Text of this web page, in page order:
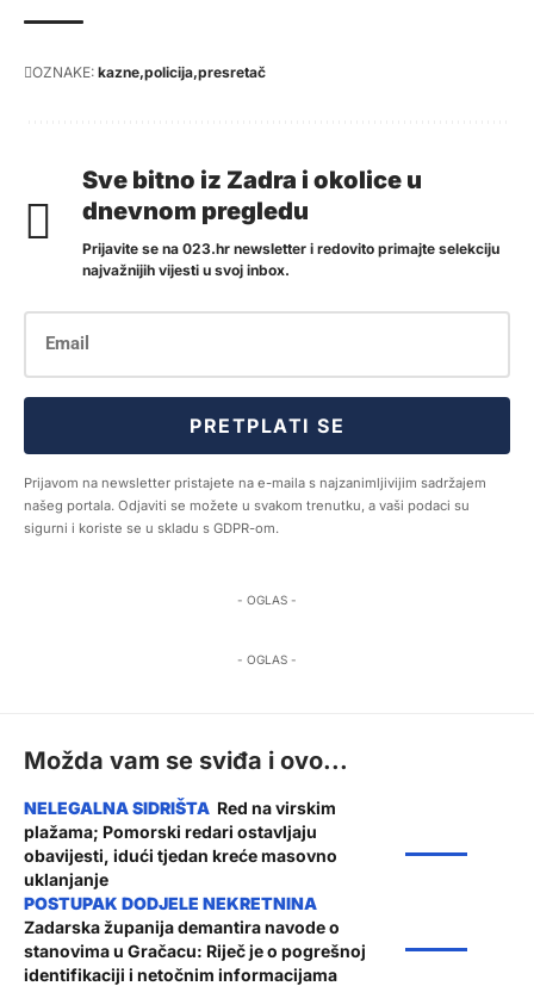
OZNAKE: kazne policija presretač
Sve bitno iz Zadra i okolice u
dnevnom pregledu
Prijavite se na 023.hr newsletter i redovito primajte selekciju
najvažnijih vijesti u svoj inbox.
PRETPLATI SE
Prijavom na newsletter pristajete na e-maila s najzanimljivijim sadržajem
našeg portala. Odjaviti se možete u svakom trenutku, a vaši podaci su
sigurni i koriste se u skladu s GDPR-om.
- OGLAS -
- OGLAS -
Možda vam se sviđa i ovo...
Red na virskim
plažama; Pomorski redari ostavljaju
obavijesti, idući tjedan kreće masovno
uklanjanje
Zadarska županija demantira navode o
stanovima u Gračacu: Riječ je o pogrešnoj
identifikaciji i netočnim informacijama